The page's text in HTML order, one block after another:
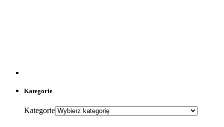
Kategorie
Kategorie